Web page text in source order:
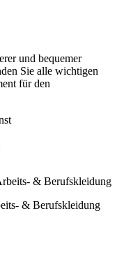
und bequemer
Sie alle wichtigen
für den
& Berufskleidung